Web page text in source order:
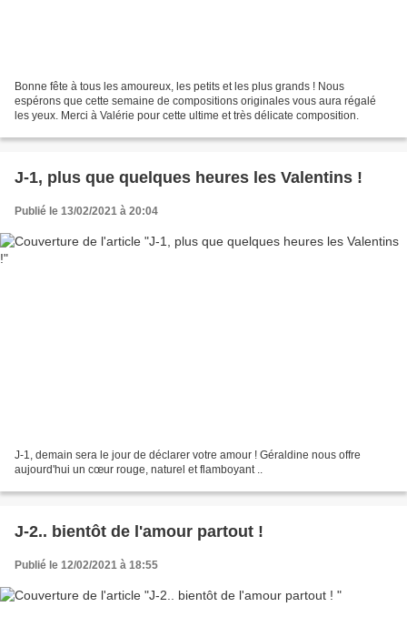
Bonne fête à tous les amoureux, les petits et les plus grands ! Nous
espérons que cette semaine de compositions originales vous aura régalé
les yeux. Merci à Valérie pour cette ultime et très délicate composition.
J-1, plus que quelques heures les Valentins !
Publié le 13/02/2021 à 20:04
J-1, demain sera le jour de déclarer votre amour ! Géraldine nous offre
aujourd'hui un cœur rouge, naturel et flamboyant ..
J-2.. bientôt de l'amour partout !
Publié le 12/02/2021 à 18:55